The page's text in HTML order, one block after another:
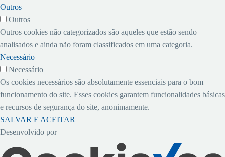
Outros
Outros
Outros cookies não categorizados são aqueles que estão sendo
analisados ​​e ainda não foram classificados em uma categoria.
Necessário
Necessário
Os cookies necessários são absolutamente essenciais para o bom
funcionamento do site. Esses cookies garantem funcionalidades básicas
e recursos de segurança do site, anonimamente.
SALVAR E ACEITAR
Desenvolvido por